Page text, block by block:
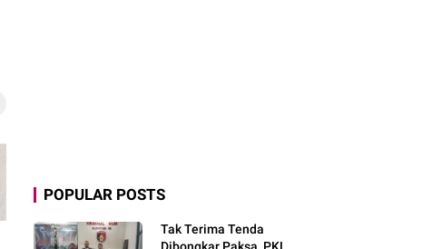
POPULAR POSTS
Tak Terima Tenda